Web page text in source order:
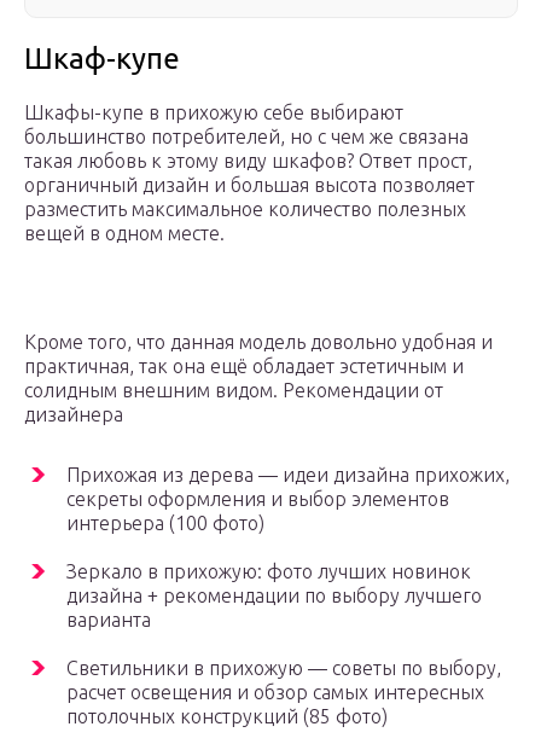
Шкаф-купе
Шкафы-купе в прихожую себе выбирают
большинство потребителей, но с чем же связана
такая любовь к этому виду шкафов? Ответ прост,
органичный дизайн и большая высота позволяет
разместить максимальное количество полезных
вещей в одном месте.
Кроме того, что данная модель довольно удобная и
практичная, так она ещё обладает эстетичным и
солидным внешним видом. Рекомендации от
дизайнера
Прихожая из дерева — идеи дизайна прихожих,
секреты оформления и выбор элементов
интерьера (100 фото)
Зеркало в прихожую: фото лучших новинок
дизайна + рекомендации по выбору лучшего
варианта
Светильники в прихожую — советы по выбору,
расчет освещения и обзор самых интересных
потолочных конструкций (85 фото)